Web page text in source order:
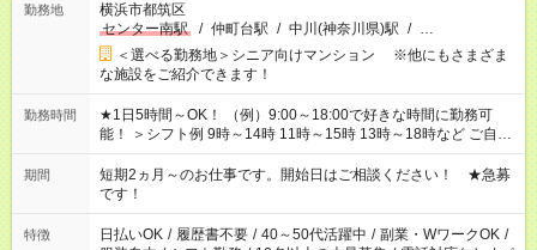
勤務地
横浜市都筑区
センター南駅
/ 仲町台駅 / 中川(神奈川県)駅 / …
＜選べる勤務地＞シニア向けマンション ※他にもさまざま
な施設をご紹介できます！
勤務時間
★1日5時間～OK！ （例）9:00～18:00で好きな時間に勤務可
能！ ＞シフト例 9時～14時 11時～15時 13時～18時など ご自身
のご都合に合わせて勤務時間をご相談ください！ ★家庭の都合
でお休みや時間の調整が必要な場合も遠慮なくご相談くださ
い。
期間
短期2ヵ月～のお仕事です。開始日はご相談ください！ ★急募
です！
特徴 日払いOK / 履歴書不要 / 40～50代活躍中 / 副業・WワークOK /